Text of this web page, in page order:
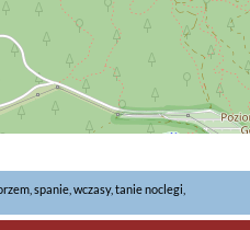
spanie, wczasy, tanie noclegi,